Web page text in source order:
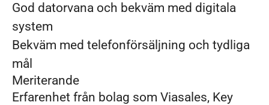
God datorvana och bekväm med digitala
system
Bekväm med telefonförsäljning och tydliga
mål
Meriterande
Erfarenhet från bolag som Viasales, Key